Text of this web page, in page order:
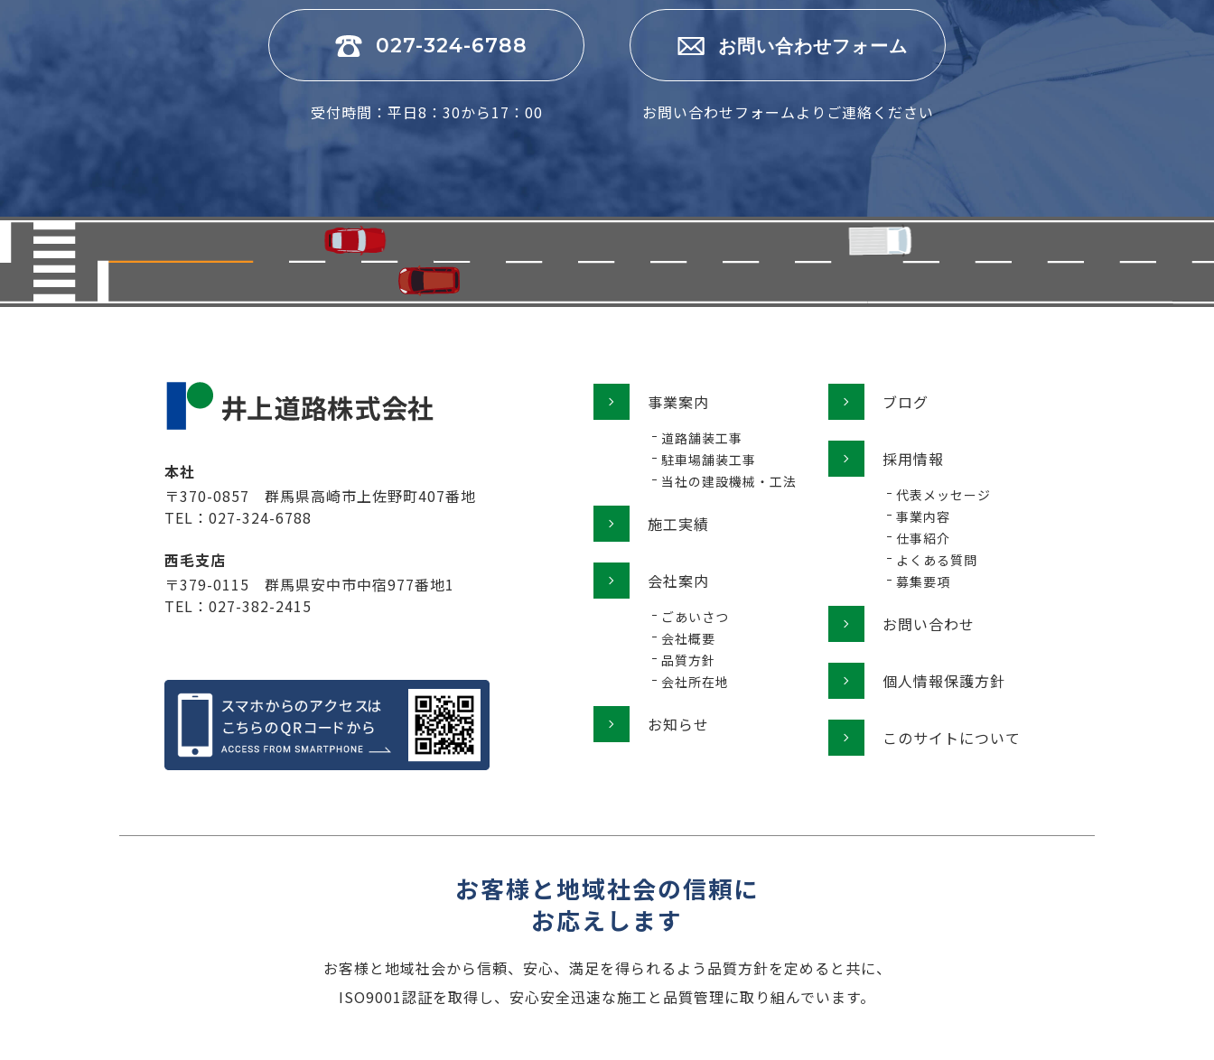
027-324-6788
受付時間：平日8：30から17：00
お問い合わせフォーム
お問い合わせフォームよりご連絡ください
本社
〒370-0857 群馬県高崎市上佐野町407番地
TEL：027-324-6788
西毛支店
〒379-0115 群馬県安中市中宿977番地1
TEL：027-382-2415
事業案内
道路舗装工事
駐車場舗装工事
当社の建設機械・工法
施工実績
会社案内
ごあいさつ
会社概要
品質方針
会社所在地
お知らせ
ブログ
採用情報
代表メッセージ
事業内容
仕事紹介
よくある質問
募集要項
お問い合わせ
個人情報保護方針
このサイトについて
お客様と地域社会の信頼に
お応えします
お客様と地域社会から信頼、安心、満足を得られるよう品質方針を定めると共に、
ISO9001認証を取得し、安心安全迅速な施工と品質管理に取り組んでいます。